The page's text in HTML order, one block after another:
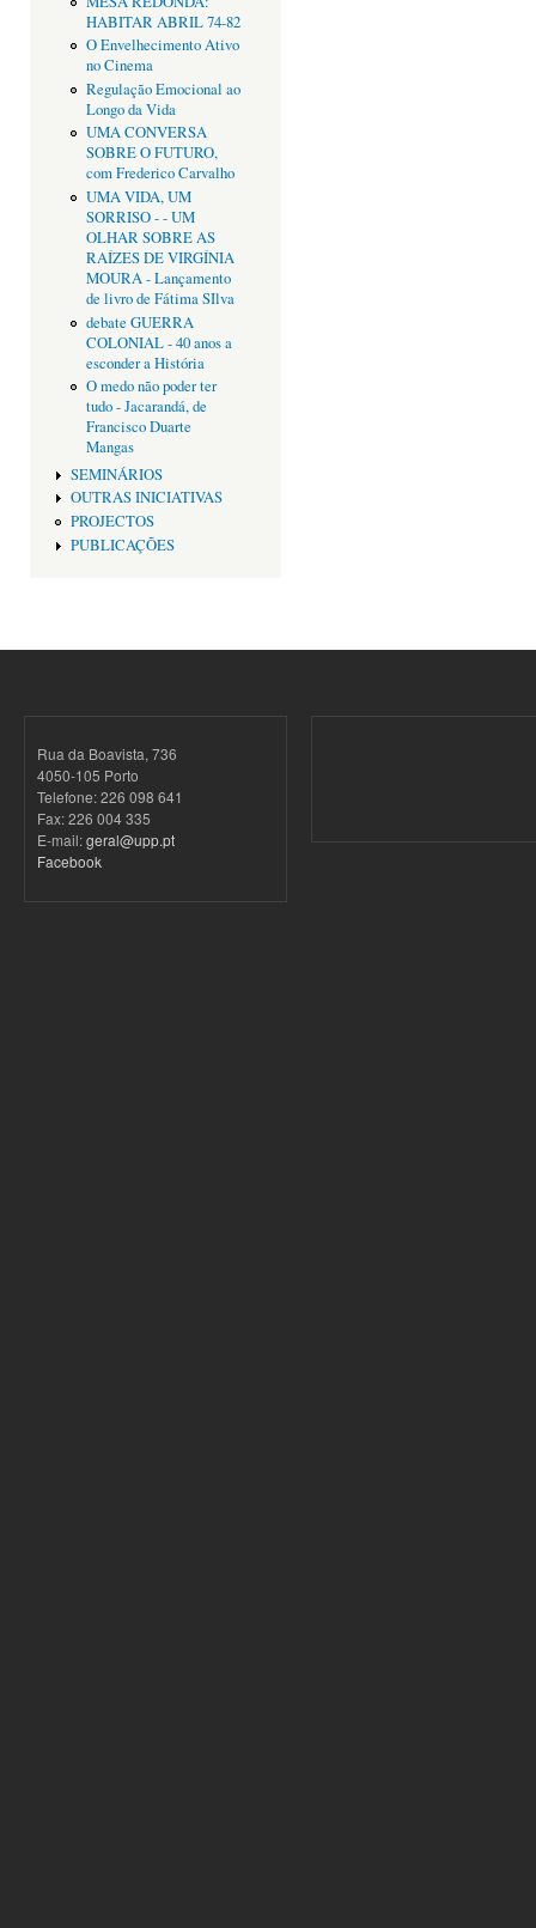
HABITAR ABRIL 74-82
O Envelhecimento Ativo
no Cinema
Regulação Emocional ao
Longo da Vida
UMA CONVERSA
SOBRE O FUTURO,
com Frederico Carvalho
UMA VIDA, UM
SORRISO - - UM
OLHAR SOBRE AS
RAÍZES DE VIRGÍNIA
MOURA - Lançamento
de livro de Fátima SIlva
debate GUERRA
COLONIAL - 40 anos a
esconder a História
O medo não poder ter
tudo - Jacarandá, de
Francisco Duarte
Mangas
SEMINÁRIOS
OUTRAS INICIATIVAS
PROJECTOS
PUBLICAÇÕES
Rua da Boavista, 736
4050-105 Porto
Telefone: 226 098 641
Fax: 226 004 335
E-mail:geral@upp.pt
Facebook